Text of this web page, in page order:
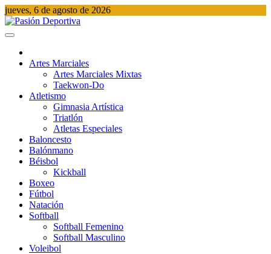
Saltar
al
contenido
jueves, 6 de agosto de 2026
Artes Marciales
Artes Marciales Mixtas
Taekwon-Do
Atletismo
Gimnasia Artística
Triatlón​
Atletas Especiales
Baloncesto
Balónmano
Béisbol
Kickball​
Boxeo
Fútbol
Natación​
Softball​
Softball​ Femenino
Softball​ Masculino
Voleibol​